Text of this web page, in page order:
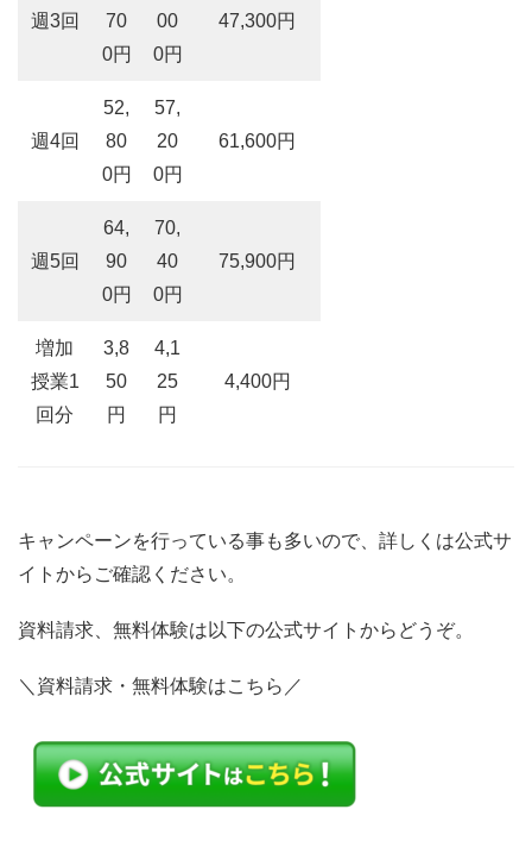
週3回
70
0円
00
0円
47,300円
週4回
52,
80
0円
57,
20
0円
61,600円
週5回
64,
90
0円
70,
40
0円
75,900円
増加
授業1
回分
3,8
50
円
4,1
25
円
4,400円
キャンペーンを行っている事も多いので、詳しくは公式サ
イトからご確認ください。
資料請求、無料体験は以下の公式サイトからどうぞ。
＼資料請求・無料体験はこちら／